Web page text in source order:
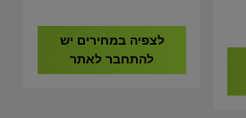
לצפיה במחירים יש
להתחבר לאתר